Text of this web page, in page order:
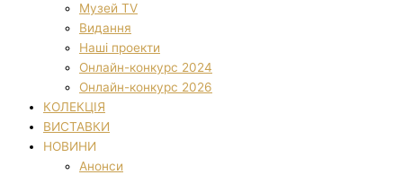
Музей TV
Видання
Наші проекти
Онлайн-конкурс 2024
Онлайн-конкурс 2026
КОЛЕКЦІЯ
ВИСТАВКИ
НОВИНИ
Анонси